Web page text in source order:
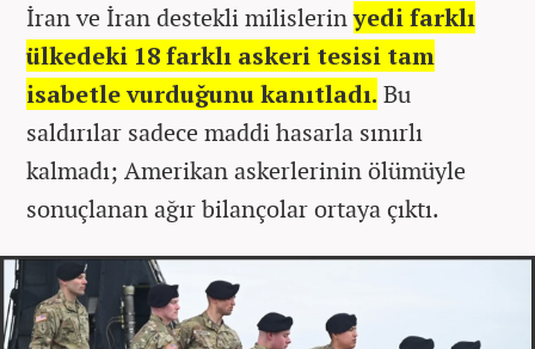
İran ve İran destekli milislerinyedi farklı
ülkedeki 18 farklı askeri tesisi tam
isabetle vurduğunu kanıtladı. Bu
saldırılar sadece maddi hasarla sınırlı
kalmadı; Amerikan askerlerinin ölümüyle
sonuçlanan ağır bilançolar ortaya çıktı.